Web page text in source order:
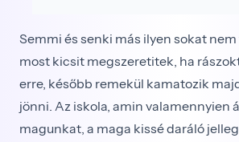
Semmi és senki más ilyen so­kat
most kicsit megszeretitek, ha
erre, később remekül ka­matozik
jönni. Az iskola, amin valamennyien
magunkat, a maga kissé dará­ló